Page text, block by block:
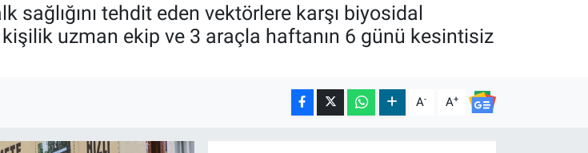
sağlığını tehdit eden vektörlere karşı biyosidal
kişilik uzman ekip ve 3 araçla haftanın 6 günü kesintisiz
A- A+